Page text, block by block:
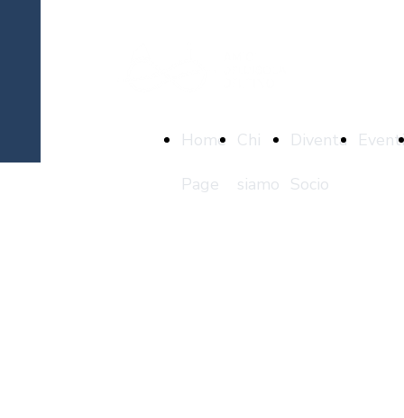
Home
Page
Chi
siamo
Diventa
Socio
Eventi